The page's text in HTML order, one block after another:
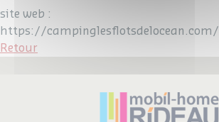
site web :
https://campinglesflotsdelocean.com/
Retour